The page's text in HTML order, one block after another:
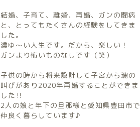
結婚、子育て、離婚、再婚、ガンの闘病
と、とってもたくさんの経験をしてきま
した。
濃ゆ〜い人生です。だから、楽しい！
ガンより怖いものなしです（笑）
子供の時から将来設計して子宮から魂の
叫びがあり2020年再婚することができま
した‼︎
2人の娘と年下の旦那様と愛知県豊田市で
仲良く暮らしています♪